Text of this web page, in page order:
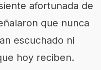
afortunada de
que nunca
escuchado ni
hoy reciben.